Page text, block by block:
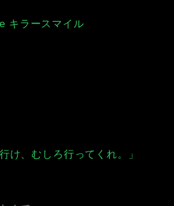
キラースマイル
け、むしろ行ってくれ。」